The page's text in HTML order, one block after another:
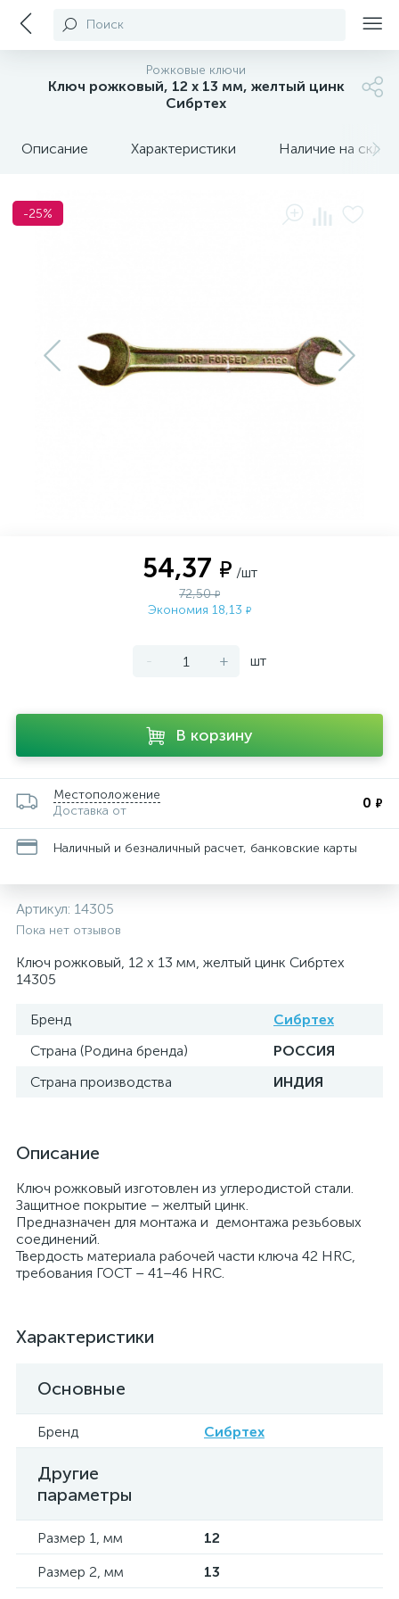
Поиск
Рожковые ключи
Ключ рожковый, 12 х 13 мм, желтый цинк
Сибртех
Описание Характеристики Наличие на
-25%
54,37 ₽ /шт
72,50₽
Экономия 18,13 ₽
- + шт
В корзину
Местоположение
Доставка от
0 ₽
Наличный и безналичный расчет, банковские карты
Артикул: 14305
Пока нет отзывов
Ключ рожковый, 12 х 13 мм, желтый цинк Сибртех
14305
Бренд
Сибртех
Страна (Родина бренда)
РОССИЯ
Страна производства
ИНДИЯ
Описание
Ключ рожковый изготовлен из углеродистой стали.
Защитное покрытие – желтый цинк.
Предназначен для монтажа и демонтажа резьбовых
соединений.
Твердость материала рабочей части ключа 42 HRC,
требования ГОСТ – 41–46 HRC.
Характеристики
Основные
Бренд Сибртех
Другие
параметры
Размер 1, мм
12
Размер 2, мм
13